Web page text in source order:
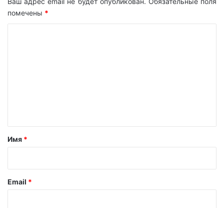
помечены *
а
й
Имя *
Email *